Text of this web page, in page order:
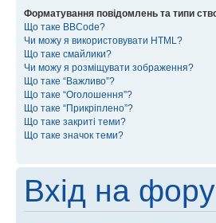
Форматування повідомлень та типи
Що таке BBCode?
Чи можу я використовувати HTML?
Що таке смайлики?
Чи можу я розміщувати зображення?
Що таке “Важливо”?
Що таке “Оголошення”?
Що таке “Прикріплено”?
Що таке закриті теми?
Що таке значок теми?
Вхід на